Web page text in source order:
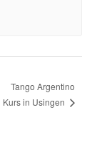
Tango Argentino
Kurs in Usingen